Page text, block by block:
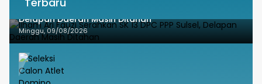
Ilham Ari Fauzi Serahkan SK 13 DPC PPP Sulsel,
Delapan Daerah Masih Ditahan
Minggu, 09/08/2026